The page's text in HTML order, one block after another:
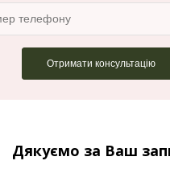
Дякуємо за Ваш